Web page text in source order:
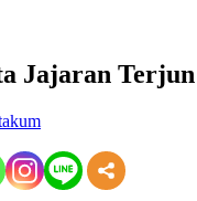
Jajaran Terjun